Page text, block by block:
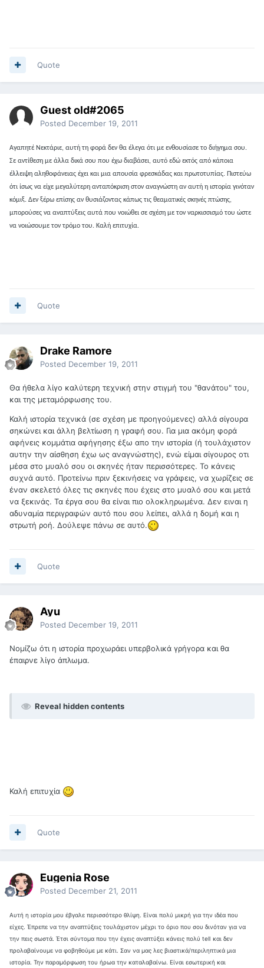
Quote
Guest old#2065
Posted December 19, 2011
Αγαπητέ Νεκτάριε, αυτή τη φορά δεν θα έλεγα ότι με ενθουσίασε το διήγημα σου.
Σε αντίθεση με άλλα δικά σου που έχω διαβάσει, αυτό εδώ εκτός από κάποια
έλλειψη αληθοφάνειας έχει και μια απουσία φρεσκάδας και πρωτοτυπίας. Πιστεύω
ότι ίσως να είχε μεγαλύτερη ανταπόκριση στον αναγνώστη αν αυτή η ιστορία γινόταν
κόμιξ. Δεν ξέρω επίσης αν θυσιάζοντας κάπως τις θεαματικές σκηνές πτώσης,
μπορούσες να αναπτύξεις αυτά που νοιώθει σε σχέση με τον ναρκισσισμό του ώστε
να νοιώσουμε τον τρόμο του. Καλή επιτυχία.
Quote
Drake Ramore
Posted December 19, 2011
Θα ήθελα λίγο καλύτερη τεχνική στην στιγμή του "θανάτου" του,
και της μεταμόρφωσης του.
Καλή ιστορία τεχνικά (σε σχέση με προηγούμενες) αλλά σίγουρα
σηκώνει και άλλη βελτίωση η γραφή σου. Για μια ακόμη φορά
αφήνεις κομμάτια αφήγησης έξω απο την ιστορία (ή τουλάχιστον
αυτην την αίσθηση έχω ως αναγνώστης), ενώ είμαι σίγουρος οτι
μέσα στο μυαλό σου οι σκηνές ήταν περισσότερες. Το κάνεις
συχνά αυτό. Προτείνω πριν ξεκινήσεις να γράφεις, να χωρίζεις σε
έναν σκελετό όλες τις σκηνές που έχεις στο μυαλό σου και μετά
να ξεκινάς. Τα έργα σου θα είναι πιο ολοκληρωμένα. Δεν ειναι η
αδυναμία περιγραφών αυτό που σου λείπει, αλλά η δομή και η
στρωτή ροή. Δούλεψε πάνω σε αυτό.
Quote
Ayu
Posted December 19, 2011
Νομίζω ότι η ιστορία προχωράει υπερβολικά γρήγορα και θα
έπαιρνε λίγο άπλωμα.
Reveal hidden contents
Καλή επιτυχία
Quote
Eugenia Rose
Posted December 21, 2011
Αυτή η ιστορία μου έβγαλε περισσότερο θλίψη. Είναι πολύ μικρή για την ιδέα που
είχες. Έπρεπε να την αναπτύξεις τουλάχιστον μέχρι το όριο που σου δινόταν για να
την πεις σωστά. Έτσι σύντομα που την έχεις αναπτύξει κάνεις πολύ tell και δεν
προλαβαίνουμε να φοβηθούμε με κάτι. Σαν να μας λες βιαστικά/περιληπτικά μια
ιστορία. Την παραμόρφωση του ήρωα την καταλαβαίνω. Είναι εσωτερική και